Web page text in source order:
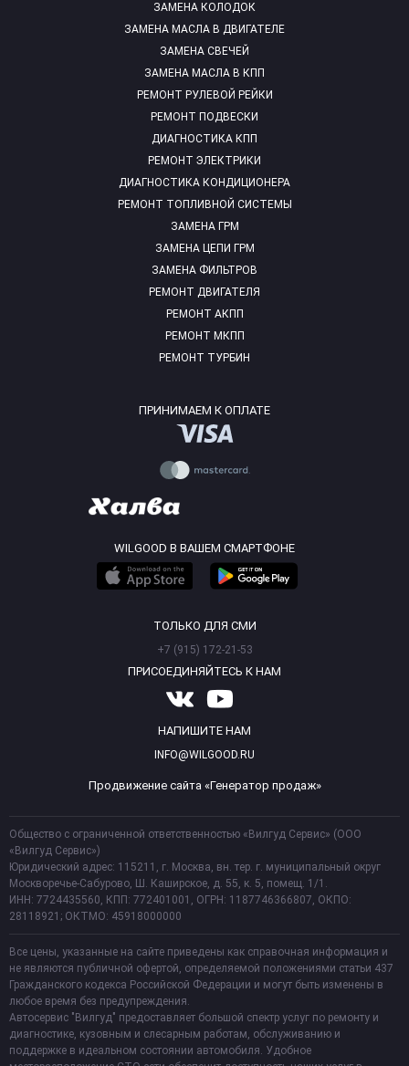
ЗАМЕНА КОЛОДОК
ЗАМЕНА МАСЛА В ДВИГАТЕЛЕ
ЗАМЕНА СВЕЧЕЙ
ЗАМЕНА МАСЛА В КПП
РЕМОНТ РУЛЕВОЙ РЕЙКИ
РЕМОНТ ПОДВЕСКИ
ДИАГНОСТИКА КПП
РЕМОНТ ЭЛЕКТРИКИ
ДИАГНОСТИКА КОНДИЦИОНЕРА
РЕМОНТ ТОПЛИВНОЙ СИСТЕМЫ
ЗАМЕНА ГРМ
ЗАМЕНА ЦЕПИ ГРМ
ЗАМЕНА ФИЛЬТРОВ
РЕМОНТ ДВИГАТЕЛЯ
РЕМОНТ АКПП
РЕМОНТ МКПП
РЕМОНТ ТУРБИН
ПРИНИМАЕМ К ОПЛАТЕ
WILGOOD В ВАШЕМ СМАРТФОНЕ
ТОЛЬКО ДЛЯ СМИ
+7 (915) 172-21-53
ПРИСОЕДИНЯЙТЕСЬ К НАМ
НАПИШИТЕ НАМ
INFO@WILGOOD.RU
Продвижение сайта «Генератор продаж»
Общество с ограниченной ответственностью «Вилгуд Сервис» (ООО
«Вилгуд Сервис»)
Юридический адрес: 115211, г. Москва, вн. тер. г. муниципальный округ
Москворечье-Сабурово, Ш. Каширское, д. 55, к. 5, помещ. 1/1.
ИНН: 7724435560, КПП: 772401001, ОГРН: 1187746366807, ОКПО:
28118921; ОКТМО: 45918000000
Все цены, указанные на сайте приведены как справочная информация и
не являются публичной офертой, определяемой положениями статьи 437
Гражданского кодекса Российской Федерации и могут быть изменены в
любое время без предупреждения.
Автосервис "Вилгуд" предоставляет большой спектр услуг по ремонту и
диагностике, кузовным и слесарным работам, обслуживанию и
поддержке в идеальном состоянии автомобиля. Удобное